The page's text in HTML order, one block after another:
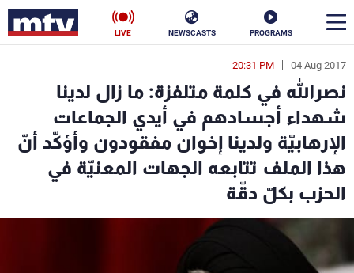
PROGRAMS
NEWSCASTS
LIVE
04 Aug 2017
20:31 PM
نصرالله في كلمة متلفزة: ما زال لدينا
شهداء أجسادهم في أيدي الجماعات
الإرهابيّة ولدينا إخوان مفقودون وأؤكّد أنّ
هذا الملف تتابعه الجهات المعنيّة في
الحزب بكلّ دقّة
en
الأخبار
سياسة ناس
منوعات رياضة
كأس العالم